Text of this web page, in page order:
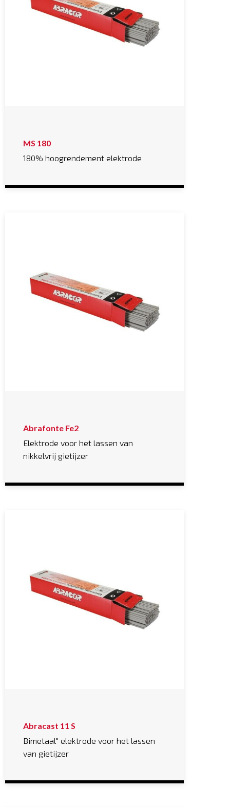
MS 180
180% hoogrendement elektrode
Abrafonte Fe2
Elektrode voor het lassen van
nikkelvrij gietijzer
Abracast 11 S
Bimetaal" elektrode voor het lassen
van gietijzer